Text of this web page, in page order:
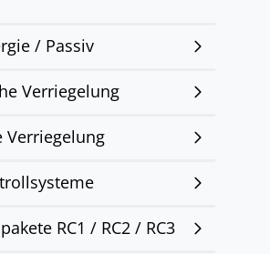
/ Passiv
Verriegelung
Verriegelung
RC1 / RC2 / RC3